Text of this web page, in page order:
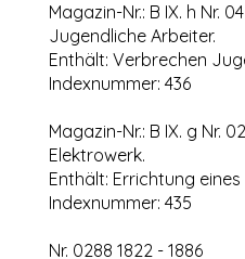
Magazin-Nr.: B IX. h Nr. 04
Jugendliche Arbeiter.
Enthält: Verbrechen
Indexnummer: 436
Magazin-Nr.: B IX. g Nr. 02
Elektrowerk.
Enthält: Errichtung
Indexnummer: 435
Nr. 0288 1822 - 1886